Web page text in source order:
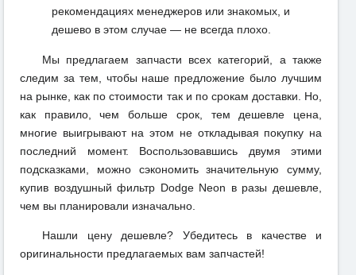
рекомендациях менеджеров или знакомых, и
дешево в этом случае — не всегда плохо.
Мы предлагаем запчасти всех категорий, а также
следим за тем, чтобы наше предложение было лучшим
на рынке, как по стоимости так и по срокам доставки. Но,
как правило, чем больше срок, тем дешевле цена,
многие выигрывают на этом не откладывая покупку на
последний момент. Воспользовавшись двумя этими
подсказками, можно сэкономить значительную сумму,
купив воздушный фильтр Dodge Neon в разы дешевле,
чем вы планировали изначально.
Нашли цену дешевле? Убедитесь в качестве и
оригинальности предлагаемых вам запчастей!